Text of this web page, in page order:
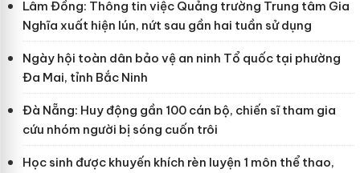
Lâm Đồng: Thông tin việc Quảng trường Trung tâm Gia
Nghĩa xuất hiện lún, nứt sau gần hai tuần sử dụng
Ngày hội toàn dân bảo vệ an ninh Tổ quốc tại phường
Đa Mai, tỉnh Bắc Ninh
Đà Nẵng: Huy động gần 100 cán bộ, chiến sĩ tham gia
cứu nhóm người bị sóng cuốn trôi
Học sinh được khuyến khích rèn luyện 1 môn thể thao,